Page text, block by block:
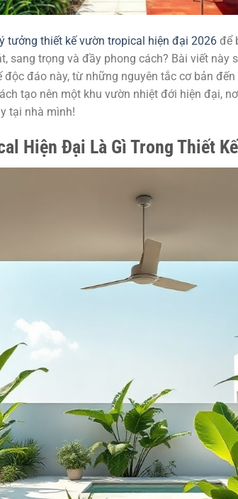
ý tưởng thiết kế vườn tropical hiện đại 2026 để
sang trọng và đầy phong cách? Bài viết này
độc đáo này, từ những nguyên tắc cơ bản
tạo nên một khu vườn nhiệt đới hiện đại,
tại nhà mình!
Hiện Đại Là Gì Trong Thiết